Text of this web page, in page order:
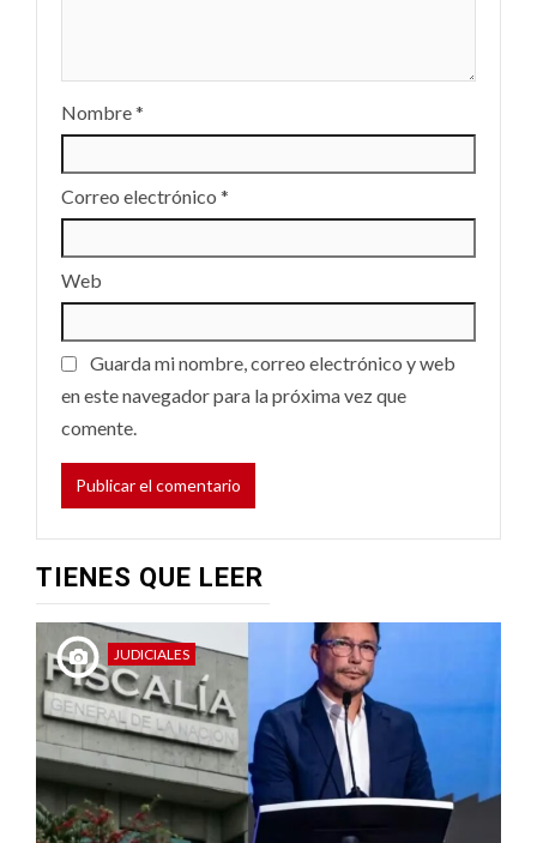
Nombre*
Correo electrónico *
Web
Guarda mi nombre, correo electrónico y web
en este navegador para la próxima vez que
comente.
TIENES QUE LEER
JUDICIALES